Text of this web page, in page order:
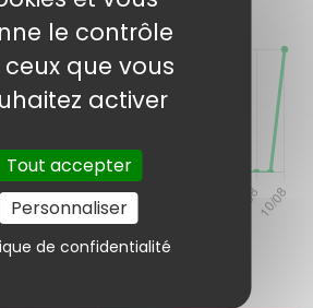
le contrôle
ceux que vous
activer
Tout accepter
Personnaliser
de confidentialité
numéro